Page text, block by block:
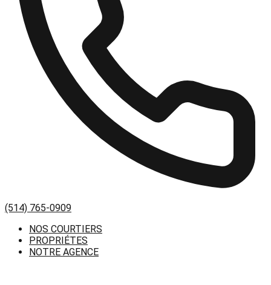
(514) 765-0909
NOS COURTIERS
PROPRIÉTES
NOTRE AGENCE